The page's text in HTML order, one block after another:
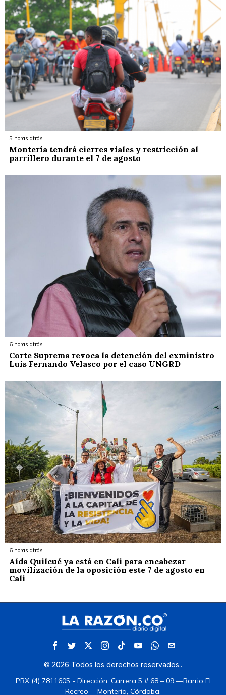
5 horas atrás
Montería tendrá cierres viales y restricción al
parrillero durante el 7 de agosto
6 horas atrás
Corte Suprema revoca la detención del exministro
Luis Fernando Velasco por el caso UNGRD
6 horas atrás
Aída Quilcué ya está en Cali para encabezar
movilización de la oposición este 7 de agosto en
Cali
© 2026 Todos los derechos reservados..
PBX (4) 7811605 - Dirección: Carrera 5 # 68 – 09 —Barrio El
Recreo— Montería, Córdoba.